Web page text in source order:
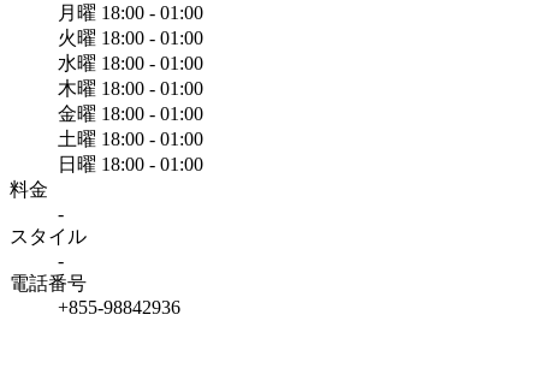
月曜 18:00 - 01:00
火曜 18:00 - 01:00
水曜 18:00 - 01:00
木曜 18:00 - 01:00
金曜 18:00 - 01:00
土曜 18:00 - 01:00
日曜 18:00 - 01:00
料金
-
スタイル
-
電話番号
+855-98842936